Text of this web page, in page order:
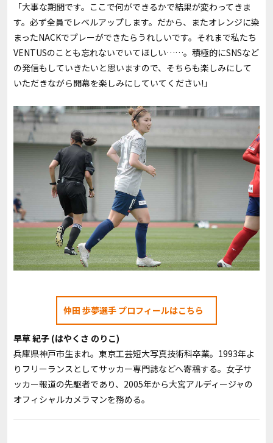
「大事な期間です。ここで何ができるかで結果が変わってきま
す。必ず全員でレベルアップします。だから、またオレンジに染
まったNACKでプレーができたらうれしいです。それまで私たち
VENTUSのことも忘れないでいてほしい……。積極的にSNSなど
の発信もしていきたいと思いますので、そちらも楽しみにして
いただきながら開幕を楽しみにしていてください!」
仲田 歩夢選手 プロフィールはこちら
早草 紀子 (はやくさ のりこ)
兵庫県神戸市生まれ。東京工芸短大写真技術科卒業。1993年よ
りフリーランスとしてサッカー専門誌などへ寄稿する。女子サ
ッカー報道の先駆者であり、2005年から大宮アルディージャの
オフィシャルカメラマンを務める。